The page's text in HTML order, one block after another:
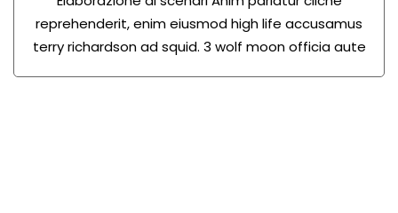
reprehenderit, enim eiusmod high life accusamus
terry richardson ad squid. 3 wolf moon officia aute